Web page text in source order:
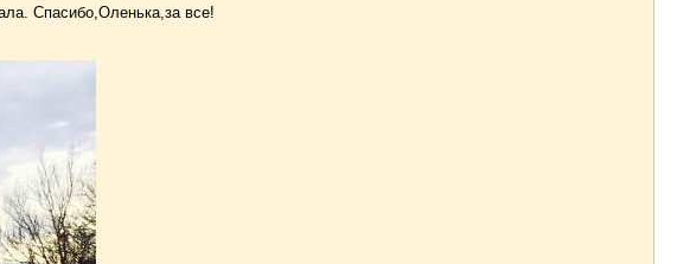
Спасибо,Оленька,за все!